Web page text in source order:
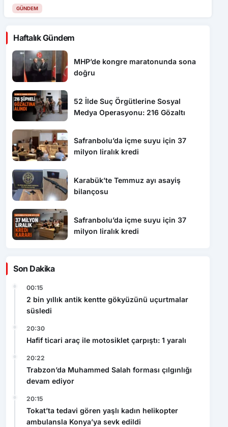
GÜNDEM
Haftalık Gündem
MHP’de kongre maratonunda sona
doğru
52 İlde Suç Örgütlerine Sosyal
Medya Operasyonu: 216 Gözaltı
Safranbolu’da içme suyu için 37
milyon liralık kredi
Karabük’te Temmuz ayı asayiş
bilançosu
Safranbolu’da içme suyu için 37
milyon liralık kredi
Son Dakika
00:15
2 bin yıllık antik kentte gökyüzünü uçurtmalar
süsledi
20:30
Hafif ticari araç ile motosiklet çarpıştı: 1 yaralı
20:22
Trabzon’da Muhammed Salah forması çılgınlığı
devam ediyor
20:15
Tokat’ta tedavi gören yaşlı kadın helikopter
ambulansla Konya’ya sevk edildi